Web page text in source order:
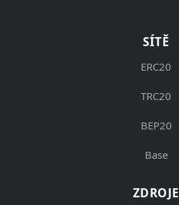
SÍTĚ
ERC20
TRC20
BEP20
Base
ZDROJE